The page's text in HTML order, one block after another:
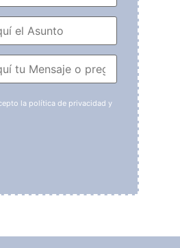
la política de privacidad y